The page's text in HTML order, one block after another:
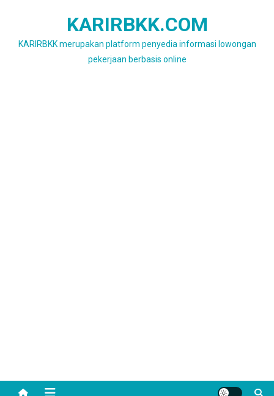
KARIRBKK.COM
KARIRBKK merupakan platform penyedia informasi lowongan
pekerjaan berbasis online